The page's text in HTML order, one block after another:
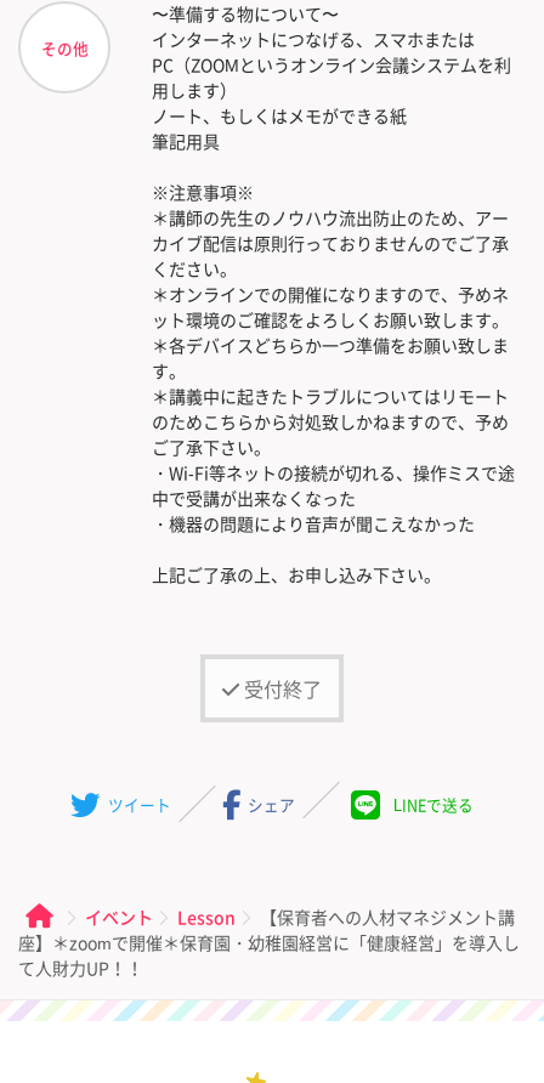
その他
〜準備する物について〜
インターネットにつなげる、スマホまたは
PC（ZOOMというオンライン会議システムを利
用します）
ノート、もしくはメモができる紙
筆記用具
※注意事項※
＊講師の先生のノウハウ流出防止のため、アー
カイブ配信は原則行っておりませんのでご了承
ください。
＊オンラインでの開催になりますので、予めネ
ット環境のご確認をよろしくお願い致します。
＊各デバイスどちらか一つ準備をお願い致しま
す。
＊講義中に起きたトラブルについてはリモート
のためこちらから対処致しかねますので、予め
ご了承下さい。
・Wi-Fi等ネットの接続が切れる、操作ミスで途
中で受講が出来なくなった
・機器の問題により音声が聞こえなかった
上記ご了承の上、お申し込み下さい。
受付終了
ツイート シェア LINEで送る
イベント Lesson
【保育者への人材マネジメント講
座】＊zoomで開催＊保育園・幼稚園経営に「健康経営」を導入し
て人財力UP！！